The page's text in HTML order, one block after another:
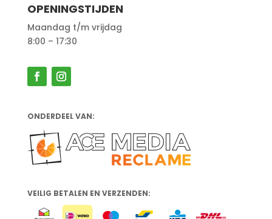
OPENINGSTIJDEN
Maandag t/m vrijdag
8:00 – 17:30
ONDERDEEL VAN:
VEILIG BETALEN EN VERZENDEN: